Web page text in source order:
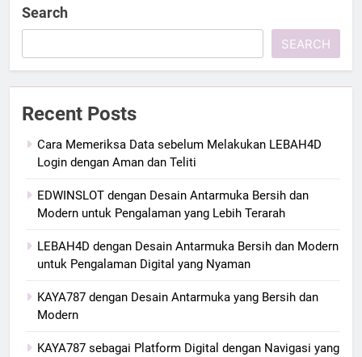
Search
SEARCH
Recent Posts
Cara Memeriksa Data sebelum Melakukan LEBAH4D
Login dengan Aman dan Teliti
EDWINSLOT dengan Desain Antarmuka Bersih dan
Modern untuk Pengalaman yang Lebih Terarah
LEBAH4D dengan Desain Antarmuka Bersih dan Modern
untuk Pengalaman Digital yang Nyaman
KAYA787 dengan Desain Antarmuka yang Bersih dan
Modern
KAYA787 sebagai Platform Digital dengan Navigasi yang